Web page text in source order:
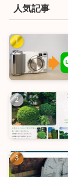
人気記事